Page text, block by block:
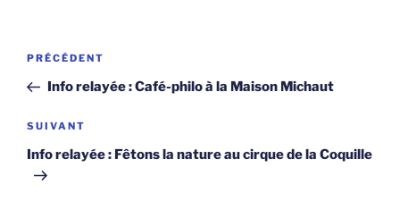
Navigation
l’article
Article
précédent
PRÉCÉDENT
Info relayée : Café-philo à la Maison Michaut
Article
suivant
SUIVANT
Info relayée : Fêtons la nature au cirque de la Coquille